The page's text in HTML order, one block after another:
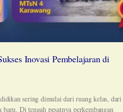
Inovasi Pembelajaran di
sering dimulai dari ruang kelas, dari
Di tengah pesatnya perkembangan